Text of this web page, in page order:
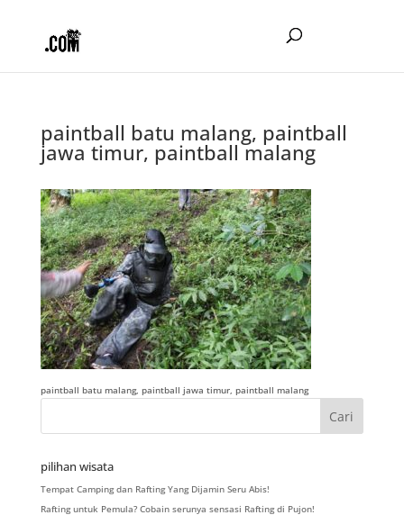
paintball batu malang, paintball
jawa timur, paintball malang
paintball batu malang, paintball jawa timur, paintball malang
pilihan wisata
Tempat Camping dan Rafting Yang Dijamin Seru Abis!
Rafting untuk Pemula? Cobain serunya sensasi Rafting di Pujon!